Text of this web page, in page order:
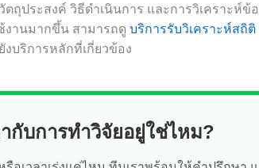
ถุประสงค์ วิธีดำเนินการ และการวิเคราะห์
งานมากขึ้น สามารถดู บริการรับวิเคราะห์สถิติ
บริการหลักที่เกี่ยวข้อง
กับการทำวิจัยอยู่ใช่ไหม?